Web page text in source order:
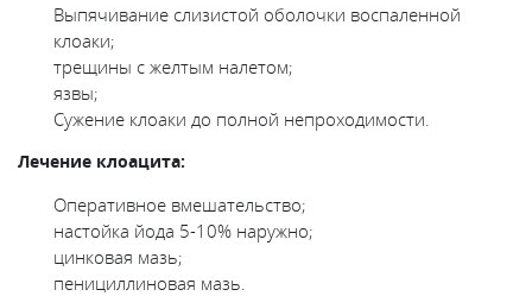
Выпячивание слизистой оболочки воспаленной
клоаки;
трещины с желтым налетом;
язвы;
Сужение клоаки до полной непроходимости.
Лечение клоацита:
Оперативное вмешательство;
настойка йода 5-10% наружно;
цинковая мазь;
пенициллиновая мазь.